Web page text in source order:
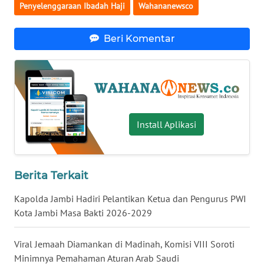
Penyelenggaraan Ibadah Haji Wahananewsco
Beri Komentar
Install Aplikasi
Berita Terkait
Kapolda Jambi Hadiri Pelantikan Ketua dan Pengurus PWI
Kota Jambi Masa Bakti 2026-2029
Viral Jemaah Diamankan di Madinah, Komisi VIII Soroti
Minimnya Pemahaman Aturan Arab Saudi
WN
BABEL
WN
SUMBAR
WN
SUMSEL
LAMPUNG
JATENG